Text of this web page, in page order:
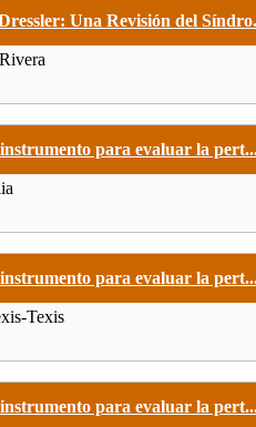
Una Revisión del
para evaluar la
para evaluar la
Texis
para evaluar la